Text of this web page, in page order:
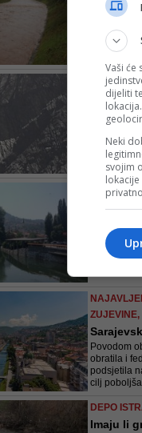
U potrazi i
pripadnici
Uprave
RADNICI
Služba
nadležnih
Utvrđen
Povodom
obratila i
podsjetila
cilj
DEPO
Imaju li
Vaši će
dijeliti
Neki
svojim